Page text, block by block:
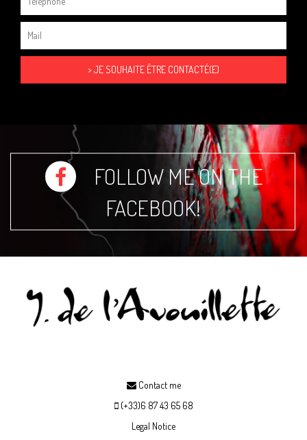
FOLLOW ME ON THE
FACEBOOK!
Contact me
(+33)6 87 43 65 68
Legal Notice